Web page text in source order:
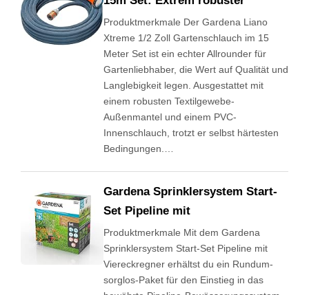
Produktmerkmale Der Gardena Liano
Xtreme 1/2 Zoll Gartenschlauch im 15
Meter Set ist ein echter Allrounder für
Gartenliebhaber, die Wert auf Qualität und
Langlebigkeit legen. Ausgestattet mit
einem robusten Textilgewebe-
Außenmantel und einem PVC-
Innenschlauch, trotzt er selbst härtesten
Bedingungen.…
Gardena Sprinklersystem Start-
Set Pipeline mit
Produktmerkmale Mit dem Gardena
Sprinklersystem Start-Set Pipeline mit
Viereckregner erhältst du ein Rundum-
sorglos-Paket für den Einstieg in das